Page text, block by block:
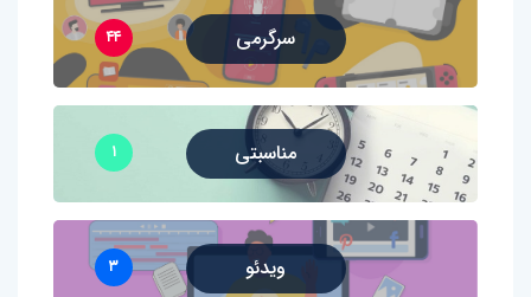
سرگرمی ۴۴
مناسبتی ۱
ویدئو ۳